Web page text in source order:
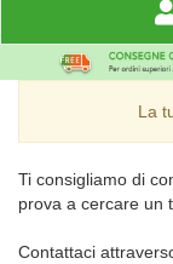
La
Ti consigliamo di
prova a cercare un
Contattaci